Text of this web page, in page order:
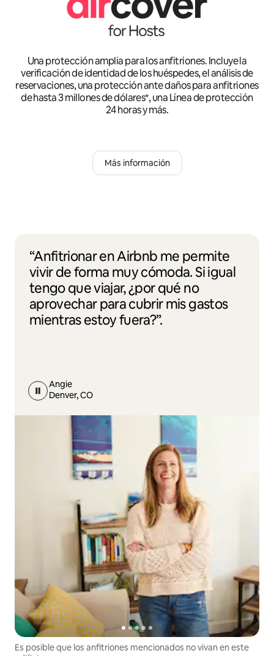
Una protección amplia para los anfitriones. Incluye la
verificación de identidad de los huéspedes, el análisis de
reservaciones, una protección ante daños para anfitriones
de hasta 3 millones de dólares*, una Línea de protección
24 horas y más.
Más información
“Anfitrionar en Airbnb me permite
vivir de forma muy cómoda. Si igual
tengo que viajar, ¿por qué no
aprovechar para cubrir mis gastos
mientras estoy fuera?”.
Angie
Denver, CO
Es posible que los anfitriones mencionados no vivan en este